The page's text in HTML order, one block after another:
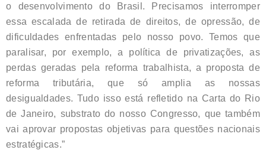
o desenvolvimento do Brasil. Precisamos interromper
essa escalada de retirada de direitos, de opressão, de
dificuldades enfrentadas pelo nosso povo. Temos que
paralisar, por exemplo, a política de privatizações, as
perdas geradas pela reforma trabalhista, a proposta de
reforma tributária, que só amplia as nossas
desigualdades. Tudo isso está refletido na Carta do Rio
de Janeiro, substrato do nosso Congresso, que também
vai aprovar propostas objetivas para questões nacionais
estratégicas.”